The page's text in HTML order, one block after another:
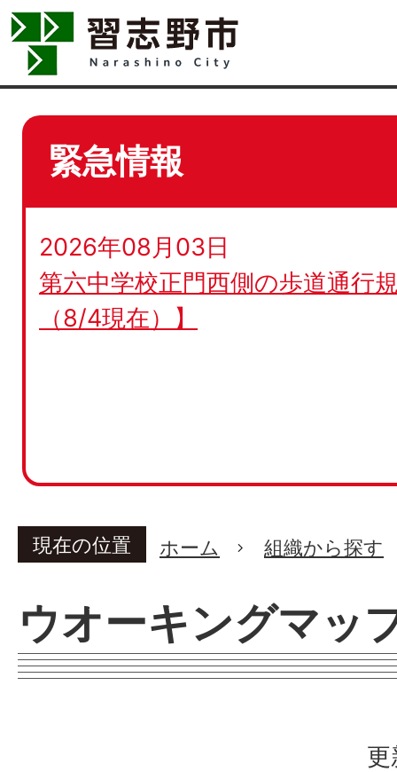
緊急情報
2026年08月03日
第六中学校正門西側の歩道通行
（8/4現在）】
現在の位置 ホーム 組織から探す
ウオーキングマッ